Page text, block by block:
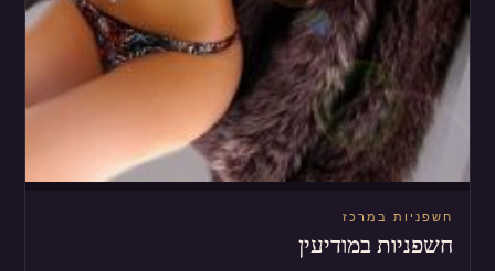
חשפניות במרכז
חשפניות במודיעין